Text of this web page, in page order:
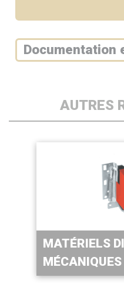
AUTRES
MATÉRIELS
MÉCANIQUES